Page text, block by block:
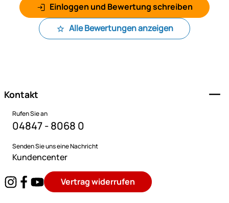
Einloggen und Bewertung schreiben
Alle Bewertungen anzeigen
Kontakt
Rufen Sie an
04847 - 8068 0
Senden Sie uns eine Nachricht
Kundencenter
Vertrag widerrufen